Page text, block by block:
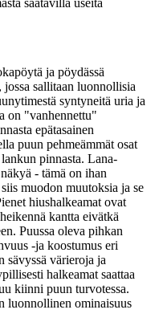
saatavilla useita
ja pöydässä
sallitaan luonnollisia
syntyneitä uria ja
on "vanhennettu"
epätasainen
puun pehmeämmät osat
pinnasta. Lana-
- tämä on ihan
muodon muutoksia ja se
hiushalkeamat ovat
kantta eivätkä
Puussa oleva pihkan
-ja koostumus eri
sävyssä värieroja ja
halkeamat saattaa
kiinni puun turvotessa.
luonnollinen ominaisuus